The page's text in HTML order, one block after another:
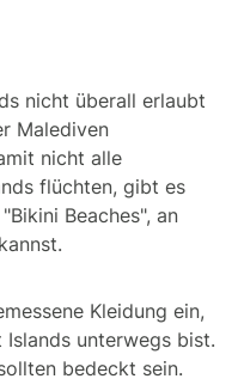
nicht überall erlaubt
Malediven
nicht alle
flüchten, gibt es
Beaches", an
Kleidung ein,
unterwegs bist.
bedeckt sein.